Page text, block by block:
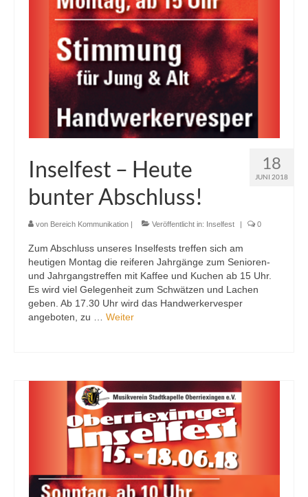
18
JUNI 2018
Inselfest – Heute
bunter Abschluss!
von Bereich Kommunikation | Veröffentlicht in: Inselfest | 0
Zum Abschluss unseres Inselfests treffen sich am
heutigen Montag die reiferen Jahrgänge zum Senioren-
und Jahrgangstreffen mit Kaffee und Kuchen ab 15 Uhr.
Es wird viel Gelegenheit zum Schwätzen und Lachen
geben. Ab 17.30 Uhr wird das Handwerkervesper
angeboten, zu … Weiter